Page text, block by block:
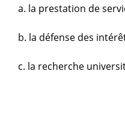
h
e
a. la prestation de
b. la défense des
c. la recherche